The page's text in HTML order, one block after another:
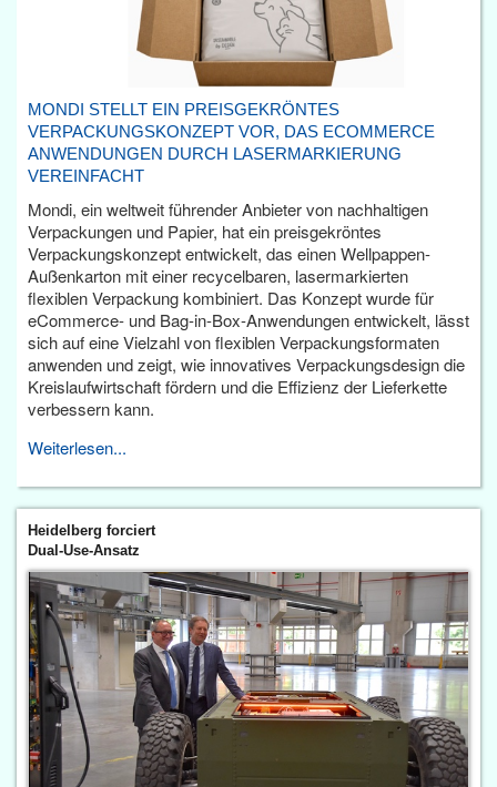
MONDI STELLT EIN PREISGEKRÖNTES
VERPACKUNGSKONZEPT VOR, DAS ECOMMERCE
ANWENDUNGEN DURCH LASERMARKIERUNG
VEREINFACHT
Mondi, ein weltweit führender Anbieter von nachhaltigen
Verpackungen und Papier, hat ein preisgekröntes
Verpackungskonzept entwickelt, das einen Wellpappen-
Außenkarton mit einer recycelbaren, lasermarkierten
flexiblen Verpackung kombiniert. Das Konzept wurde für
eCommerce- und Bag-in-Box-Anwendungen entwickelt, lässt
sich auf eine Vielzahl von flexiblen Verpackungsformaten
anwenden und zeigt, wie innovatives Verpackungsdesign die
Kreislaufwirtschaft fördern und die Effizienz der Lieferkette
verbessern kann.
Weiterlesen...
Heidelberg forciert
Dual-Use-Ansatz